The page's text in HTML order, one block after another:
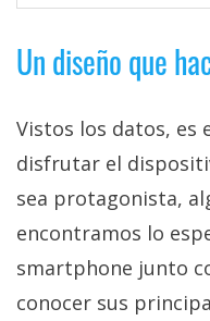
Un diseño que
Vistos los datos, es
disfrutar el
sea protagonista,
encontramos lo
smartphone junto
conocer sus